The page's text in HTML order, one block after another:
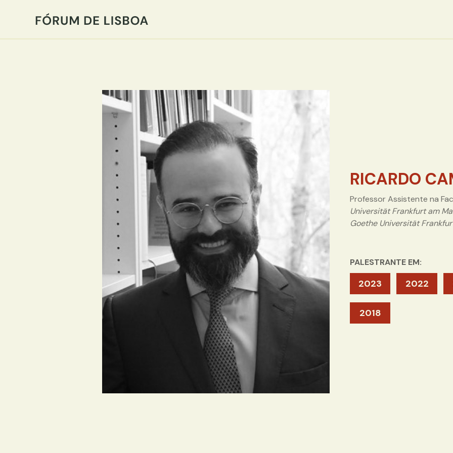
RICARDO
Professor Assistente na
Universität Frankfurt am
Goethe Universität
PALESTRANTE EM:
2023 2022
2018